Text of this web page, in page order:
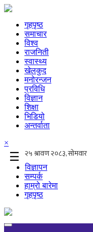
गृहपृष्ठ
समाचार
विश्व
राजनिती
स्वास्थ्य
खेलकुद
मनोरन्जन
प्रविधि
विज्ञान
शिक्षा
भिडियो
अन्तर्वाता
×
☰
विज्ञापन
सम्पर्क
हाम्रो बारेमा
गृहपृष्ठ